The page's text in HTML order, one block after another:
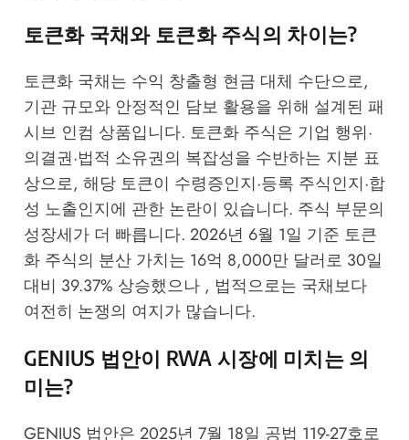
토큰화 국채와 토큰화 주식의 차이는?
토큰화 국채는 수익 창출형 현금 대체 수단으로,
기관 규모와 안정적인 담보 활용을 위해 설계된 패
시브 인컴 상품입니다. 토큰화 주식은 기업 행위·
의결권·법적 소유권의 복잡성을 수반하는 지분 표
상으로, 해당 토큰이 수령증인지·등록 주식인지·합
성 노출인지에 관한 논란이 있습니다. 주식 부문의
성장세가 더 빠릅니다. 2026년 6월 1일 기준 토큰
화 주식의 분산 가치는 16억 8,000만 달러로 30일
대비 39.37% 상승했으나 , 법적으로는 국채보다
여전히 논쟁의 여지가 많습니다.
GENIUS 법안이 RWA 시장에 미치는 의
미는?
GENIUS 법안은 2025년 7월 18일 공법 119-27호로